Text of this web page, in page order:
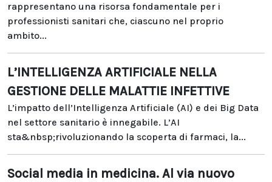
rappresentano una risorsa fondamentale per i
professionisti sanitari che, ciascuno nel proprio
ambito...
L’INTELLIGENZA ARTIFICIALE NELLA
GESTIONE DELLE MALATTIE INFETTIVE
L’impatto dell’Intelligenza Artificiale (AI) e dei Big Data
nel settore sanitario è innegabile. L’AI
sta&nbsp;rivoluzionando la scoperta di farmaci, la...
Social media in medicina. Al via nuovo